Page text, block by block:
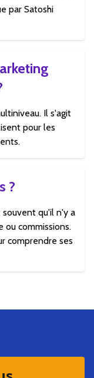
par Satoshi
Il s'agit
pour les
?
qu'il n'y a
ou commissions.
comprendre ses